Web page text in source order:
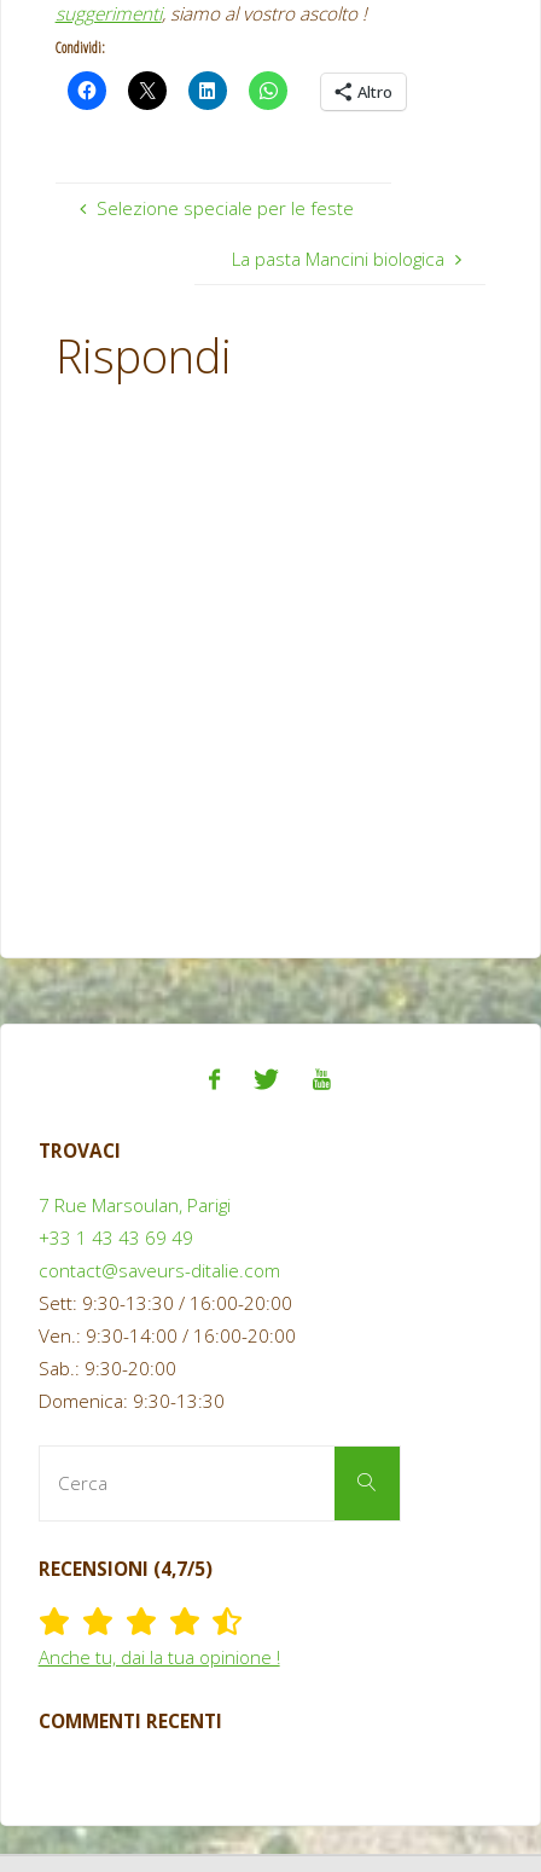
suggerimenti, siamo al vostro ascolto !
Condividi:
Altro
Selezione speciale per le feste
La pasta Mancini biologica
Rispondi
TROVACI
7 Rue Marsoulan, Parigi
+33 1 43 43 69 49
contact@saveurs-ditalie.com
Sett: 9:30-13:30 / 16:00-20:00
Ven.: 9:30-14:00 / 16:00-20:00
Sab.: 9:30-20:00
Domenica: 9:30-13:30
Cerca
RECENSIONI (4,7/5)
Anche tu, dai la tua opinione !
COMMENTI RECENTI